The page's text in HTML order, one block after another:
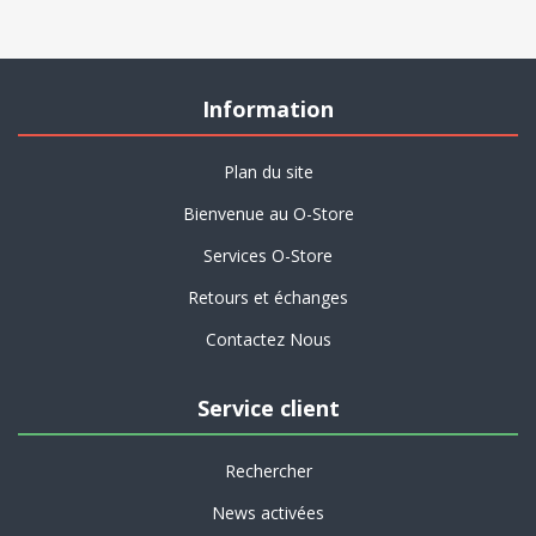
Information
Plan du site
Bienvenue au O-Store
Services O-Store
Retours et échanges
Contactez Nous
Service client
Rechercher
News activées